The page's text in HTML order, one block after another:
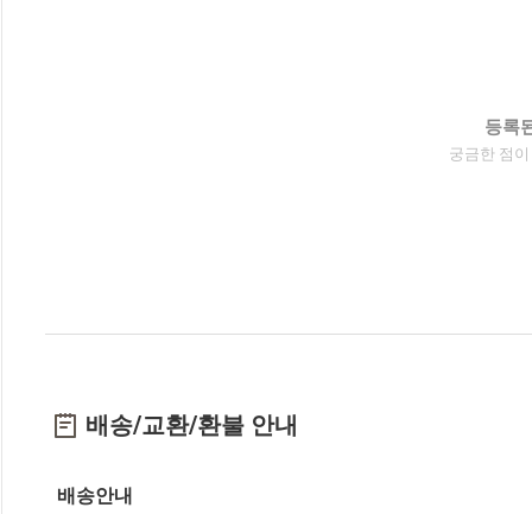
등록
궁금한 점
배송/교환/환불 안내
배송안내